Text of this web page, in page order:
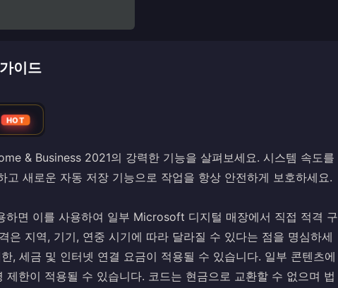
이드
HOT
& Business 2021의 강력한 기능을 살펴보세요. 시스템 속도를
고 새로운 자동 저장 기능으로 작업을 항상 안전하게 보호하세요.
면 이를 사용하여 일부 Microsoft 디지털 매장에서 직접 적격 구
은 지역, 기기, 연중 시기에 따라 달라질 수 있다는 점을 명심하세
, 세금 및 인터넷 연결 요금이 적용될 수 있습니다. 일부 콘텐츠에
한이 적용될 수 있습니다. 코드는 현금으로 교환할 수 없으며 법